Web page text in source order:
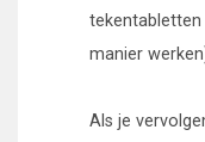
manier
Als je